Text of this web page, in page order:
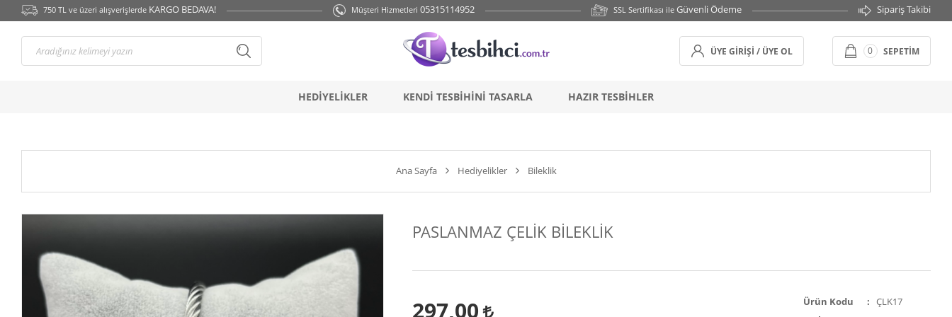
} backend_head_kapanis_oncesi1(); function backend_head_kapanis_oncesi2(){ if (!cookies.marketing){return;}} backend_head_kapanis_oncesi2();
750 TL ve üzeri alışverişlerde KARGO BEDAVA! Müşteri Hizmetleri 05315114952 SSL Sertifikası ile Güvenli Ödeme Sipariş Takibi
ÜYE GIRIŞI / ÜYE OL 0 SEPETIM
HEDİYELİKLER KENDİ TESBİHİNİ TASARLA HAZIR TESBİHLER
Ana Sayfa Hediyelikler Bileklik
PASLANMAZ ÇELİK BİLEKLİK
297,00 Ürün Kodu
ÇLK17